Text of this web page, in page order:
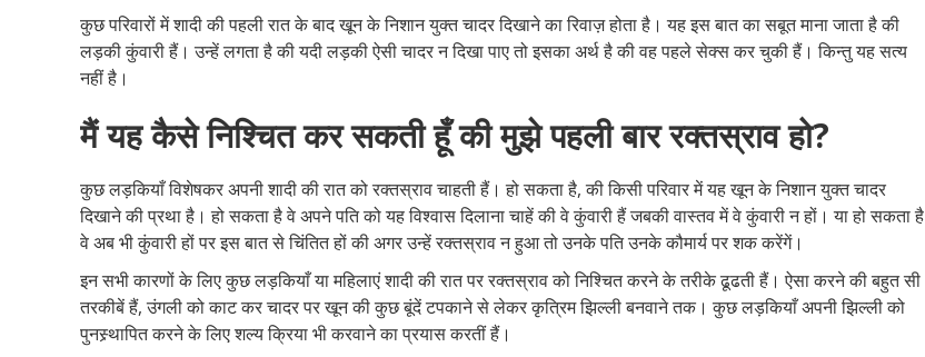
कुछ परिवारों में शादी की पहली रात के बाद खून के निशान युक्त चादर दिखाने का रिवाज़ होता है। यह इस बात का सबूत माना जाता है की
लड़की कुंवारी हैं। उन्हें लगता है की यदी लड़की ऐसी चादर न दिखा पाए तो इसका अर्थ है की वह पहले सेक्स कर चुकी हैं। किन्तु यह सत्य
नहीं है।
मैं यह कैसे निश्चित कर सकती हूँ की मुझे पहली बार रक्तस्राव हो?
कुछ लड़कियाँ विशेषकर अपनी शादी की रात को रक्तस्राव चाहती हैं। हो सकता है, की किसी परिवार में यह खून के निशान युक्त चादर
दिखाने की प्रथा है। हो सकता है वे अपने पति को यह विश्वास दिलाना चाहें की वे कुंवारी हैं जबकी वास्तव में वे कुंवारी न हों। या हो सकता है
वे अब भी कुंवारी हों पर इस बात से चिंतित हों की अगर उन्हें रक्तस्राव न हुआ तो उनके पति उनके कौमार्य पर शक करेंगें।
इन सभी कारणों के लिए कुछ लड़कियाँ या महिलाएं शादी की रात पर रक्तस्राव को निश्चित करने के तरीके ढूढती हैं। ऐसा करने की बहुत सी
तरकीबें हैं, उंगली को काट कर चादर पर खून की कुछ बूंदें टपकाने से लेकर कृत्रिम झिल्ली बनवाने तक। कुछ लड़कियाँ अपनी झिल्ली को
पुनस्र्थापित करने के लिए शल्य क्रिया भी करवाने का प्रयास करतीं हैं।